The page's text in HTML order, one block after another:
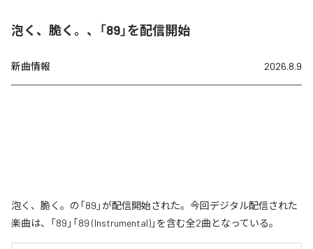
泡く、脆く。、「89」を配信開始
新曲情報 2026.8.9
泡く、脆く。の「89」が配信開始された。今回デジタル配信された
楽曲は、「89」「89 (Instrumental)」を含む全2曲となっている。